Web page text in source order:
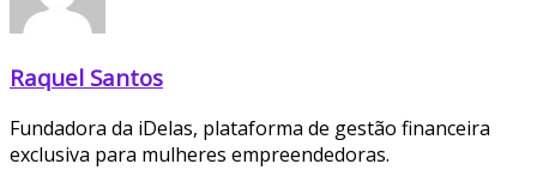
Raquel Santos
Fundadora da iDelas, plataforma de gestão financeira
exclusiva para mulheres empreendedoras.